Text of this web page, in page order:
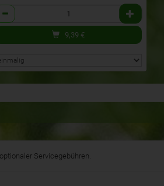
9,39 €
Servicegebühren.